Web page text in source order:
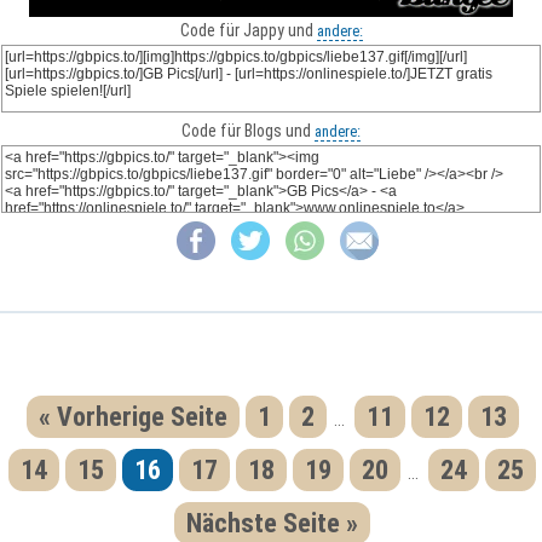
Code für Jappy und andere:
Code für Blogs und andere:
« Vorherige Seite 1 2 11 12
13
14
15 16 17 18 19 20 24
25
Nächste Seite »